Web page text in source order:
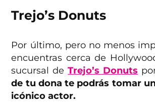
Trejo’s Donuts
Por último, pero no menos
encuentras cerca de
sucursal deTrejo’s Donuts
de tu dona te podrás tomar
icónico actor.